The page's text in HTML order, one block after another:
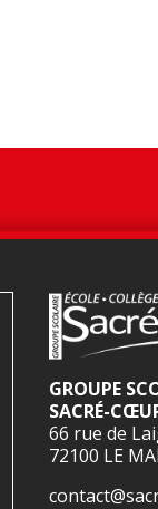
GROUPE
SACRÉ-
66 rue de
72100 LE